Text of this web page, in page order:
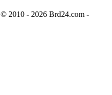
© 2010 - 2026 Brd24.com -